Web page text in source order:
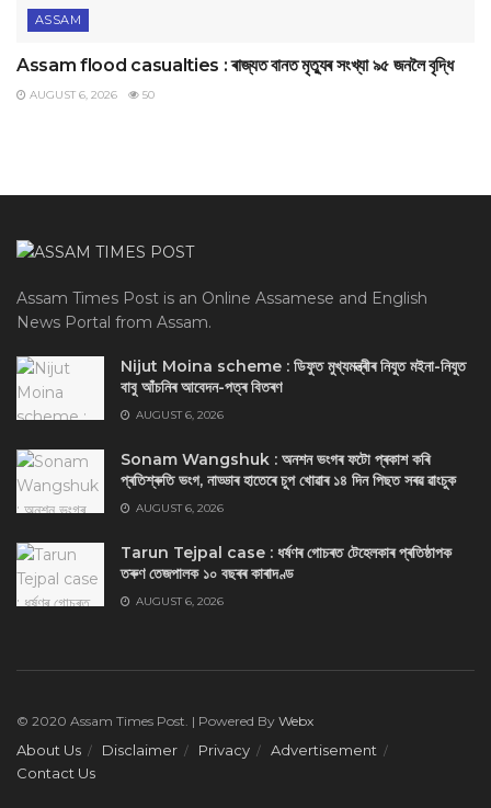
ASSAM
Assam flood casualties : ৰাজ্যত বানত মৃত্যুৰ সংখ্যা ৯৫ জনলৈ বৃদ্ধি
AUGUST 6, 2026 50
Assam Times Post is an Online Assamese and English
News Portal from Assam.
Nijut Moina scheme : ডিফুত মুখ্যমন্ত্ৰীৰ নিযুত মইনা-নিযুত
বাবু আঁচনিৰ আবেদন-পত্ৰ বিতৰণ
AUGUST 6, 2026
Sonam Wangshuk : অনশন ভংগৰ ফটো প্ৰকাশ কৰি
প্ৰতিশ্ৰুতি ভংগ, নাড্ডাৰ হাতেৰে চুপ খোৱাৰ ১৪ দিন পিছত সৰৱ ৱাংচুক
AUGUST 6, 2026
Tarun Tejpal case : ধৰ্ষণৰ গোচৰত টেহেলকাৰ প্ৰতিষ্ঠাপক
তৰুণ তেজপালক ১০ বছৰৰ কাৰাদণ্ড
AUGUST 6, 2026
© 2020 Assam Times Post. | Powered By Webx
About Us Disclaimer Privacy
Advertisement
Contact Us